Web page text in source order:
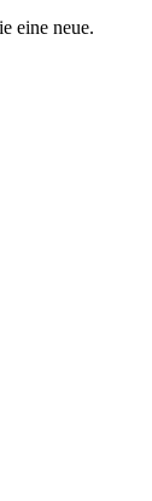
eine neue.